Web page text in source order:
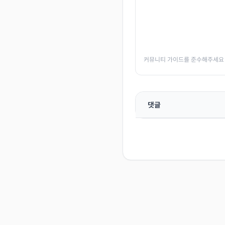
커뮤니티 가이드를 준수해주세요
댓글